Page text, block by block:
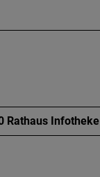
Rathaus Infotheke